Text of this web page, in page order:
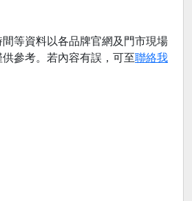
等資料以各品牌官網及門市現場
參考。若內容有誤，可至聯絡我